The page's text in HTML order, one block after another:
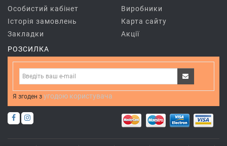
Особистий кабінет
Історія замовлень
Закладки
Виробники
Карта сайту
Акції
РОЗСИЛКА
Я згоден з угодою користувача